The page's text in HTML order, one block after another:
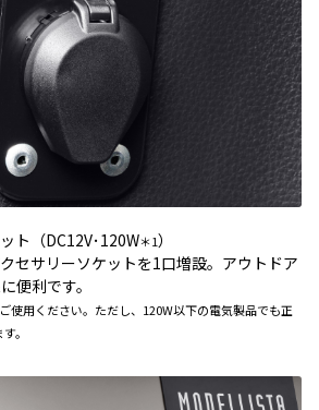
ト（DC12V･120W＊1）
セサリーソケットを1口増設。アウトドア
便利です。
使用ください。ただし、120W以下の電気製品でも正
。